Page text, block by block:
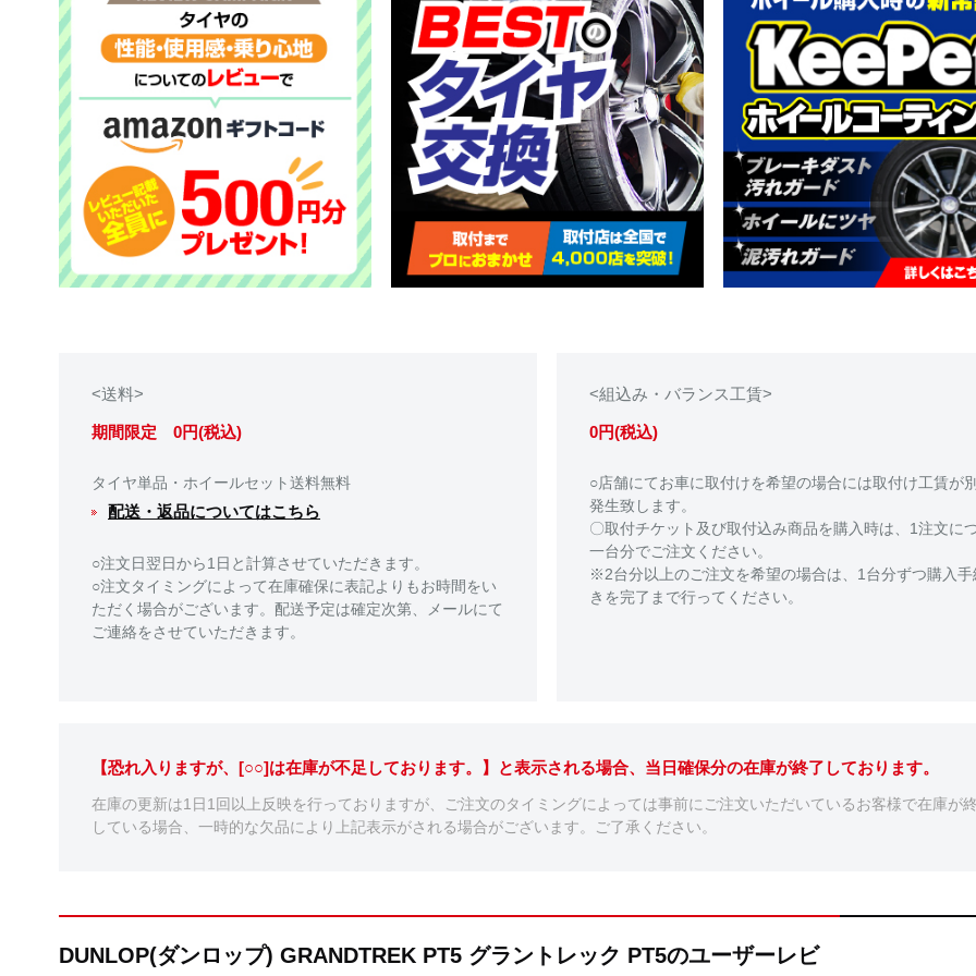
<送料>
期間限定 0円(税込)
タイヤ単品・ホイールセット送料無料
配送・返品についてはこちら
○注文日翌日から1日と計算させていただきます。
○注文タイミングによって在庫確保に表記よりもお時間をい
ただく場合がございます。配送予定は確定次第、メールにて
ご連絡をさせていただきます。
<組込み・バランス工賃>
0円(税込)
○店舗にてお車に取付けを希望の場合には取付け工賃が
発生致します。
〇取付チケット及び取付込み商品を購入時は、1注文に
一台分でご注文ください。
※2台分以上のご注文を希望の場合は、1台分ずつ購入手
きを完了まで行ってください。
【恐れ入りますが、[○○]は在庫が不足しております。】と表示される場合、当日確保分の在庫が終了しております。
在庫の更新は1日1回以上反映を行っておりますが、ご注文のタイミングによっては事前にご注文いただいているお客様で在庫が
している場合、一時的な欠品により上記表示がされる場合がございます。ご了承ください。
DUNLOP(ダンロップ) GRANDTREK PT5 グラントレック PT5のユーザーレビ